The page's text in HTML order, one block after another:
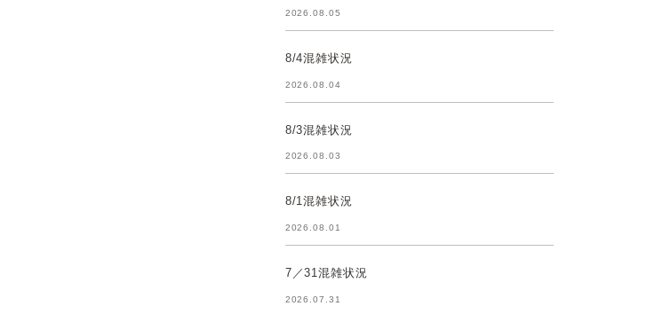
2026.08.05
8/4混雑状況
2026.08.04
8/3混雑状況
2026.08.03
8/1混雑状況
2026.08.01
7／31混雑状況
2026.07.31